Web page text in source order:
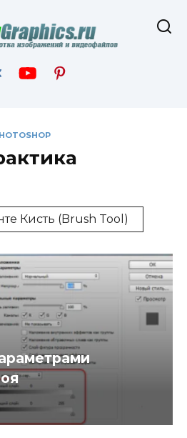
Кисть (Brush Tool)